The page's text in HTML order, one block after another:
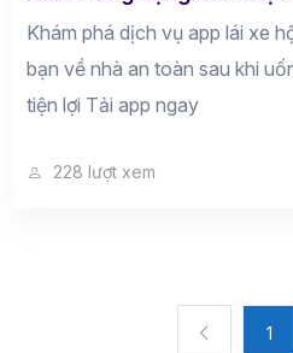
Khám phá dịch vụ app lái xe
bạn về nhà an toàn sau khi
tiện lợi Tải app ngay
228 lượt xem
1